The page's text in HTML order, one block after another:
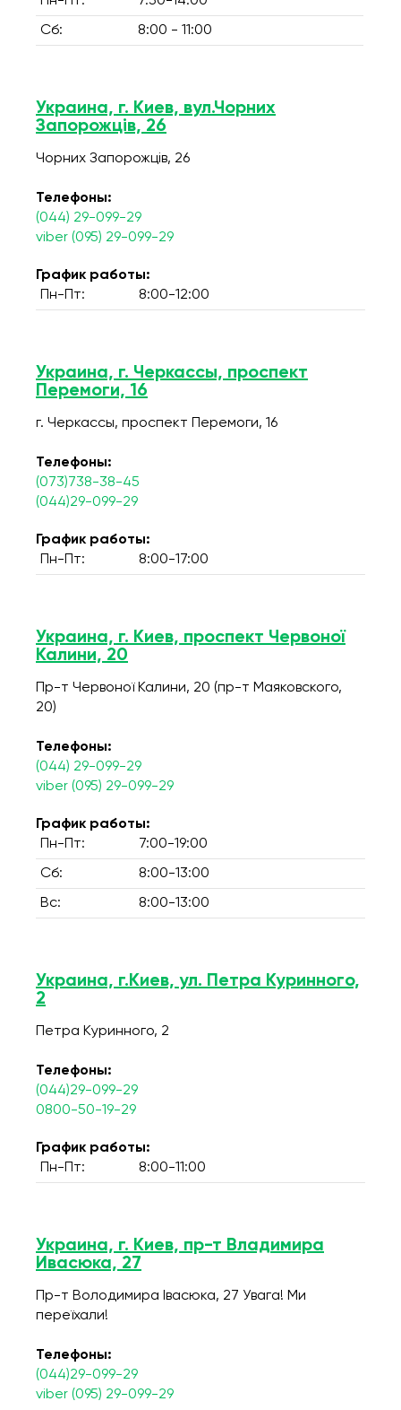
Сб: 8:00 - 11:00
Украина, г. Киев, вул.Чорних
Запорожців, 26
Чорних Запорожців, 26
Телефоны:
(044) 29-099-29
viber (095) 29-099-29
График работы:
Пн-Пт:
8:00-12:00
Украина, г. Черкассы, проспект
Перемоги, 16
г. Черкассы, проспект Перемоги, 16
Телефоны:
(073)738-38-45
(044)29-099-29
График работы:
Пн-Пт:
8:00-17:00
Украина, г. Киев, проспект Червоної
Калини, 20
Пр-т Червоної Калини, 20 (пр-т Маяковского,
20)
Телефоны:
(044) 29-099-29
viber (095) 29-099-29
График работы:
Пн-Пт:
7:00-19:00
Сб: 8:00-13:00
Вс: 8:00-13:00
Украина, г.Киев, ул. Петра Куринного,
2
Петра Куринного, 2
Телефоны:
(044)29-099-29
0800-50-19-29
График работы:
Пн-Пт:
8:00-11:00
Украина, г. Киев, пр-т Владимира
Ивасюка, 27
Пр-т Володимира Івасюка, 27 Увага! Ми
переїхали!
Телефоны:
(044)29-099-29
viber (095) 29-099-29